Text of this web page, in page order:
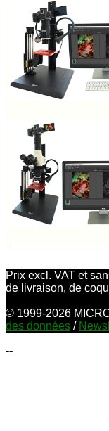
Prix excl. VAT et
de livraison, de
© 1999-2026
des données /
--